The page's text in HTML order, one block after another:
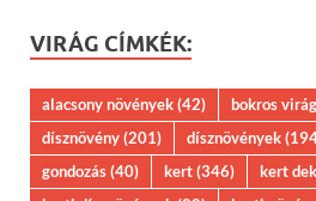
VIRÁG CÍMKÉK:
alacsony növények(42) bokros
dísznövény(201) dísznövények
gondozás(40) kert(346) kert